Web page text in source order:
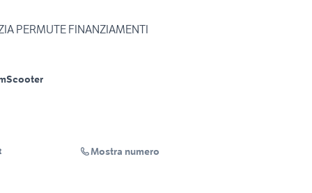
PERMUTE FINANZIAMENTI
Scooter
Mostra numero